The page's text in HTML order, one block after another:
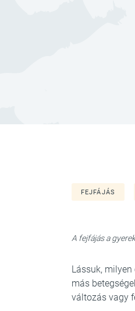
FEJFÁJÁS
A fejfájás a
Lássuk,
más
változás vagy